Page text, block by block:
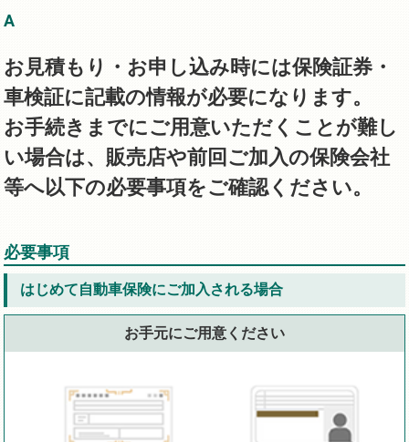
お見積もり・お申し込み時には保険証券・
車検証に記載の情報が必要になります。
お手続きまでにご用意いただくことが難し
い場合は、販売店や前回ご加入の保険会社
等へ以下の必要事項をご確認ください。
必要事項
はじめて自動車保険にご加入される場合
お手元にご用意ください